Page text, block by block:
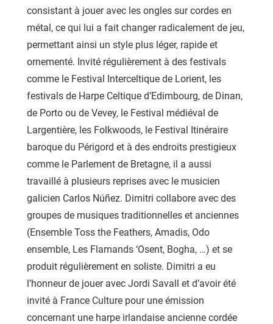
consistant à jouer avec les ongles sur cordes en
métal, ce qui lui a fait changer radicalement de jeu,
permettant ainsi un style plus léger, rapide et
ornementé. Invité régulièrement à des festivals
comme le Festival Interceltique de Lorient, les
festivals de Harpe Celtique d’Edimbourg, de Dinan,
de Porto ou de Vevey, le Festival médiéval de
Largentière, les Folkwoods, le Festival Itinéraire
baroque du Périgord et à des endroits prestigieux
comme le Parlement de Bretagne, il a aussi
travaillé à plusieurs reprises avec le musicien
galicien Carlos Núñez. Dimitri collabore avec des
groupes de musiques traditionnelles et anciennes
(Ensemble Toss the Feathers, Amadis, Odo
ensemble, Les Flamands ‘Osent, Bogha, …) et se
produit régulièrement en soliste. Dimitri a eu
l’honneur de jouer avec Jordi Savall et d’avoir été
invité à France Culture pour une émission
concernant une harpe irlandaise ancienne cordée